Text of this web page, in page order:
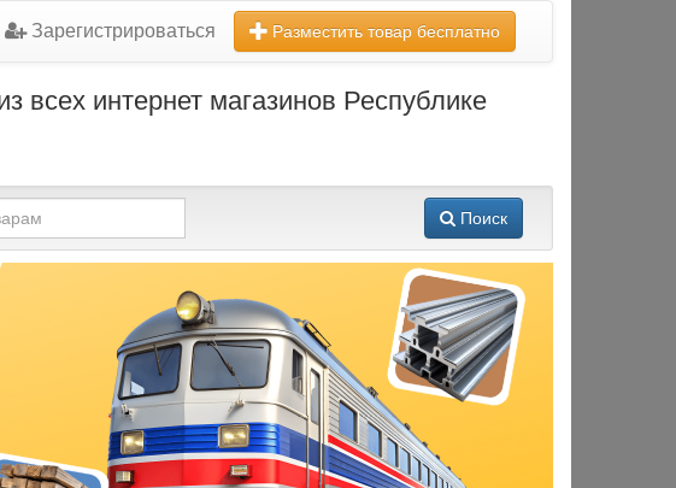
Зарегистрироваться Разместить товар бесплатно
всех интернет магазинов Республике
Поиск